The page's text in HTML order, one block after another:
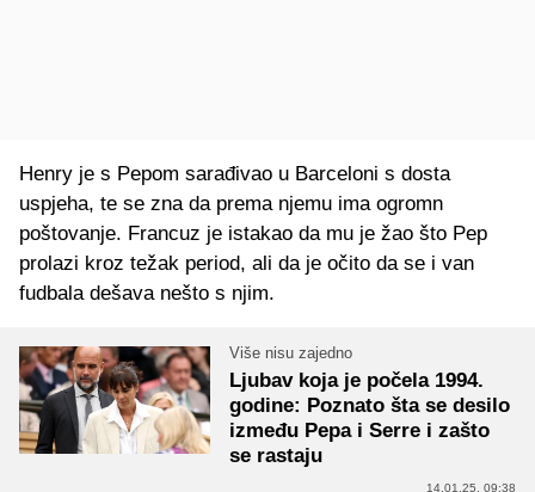
Henry je s Pepom sarađivao u Barceloni s dosta
uspjeha, te se zna da prema njemu ima ogromn
poštovanje. Francuz je istakao da mu je žao što Pep
prolazi kroz težak period, ali da je očito da se i van
fudbala dešava nešto s njim.
Više nisu zajedno
Ljubav koja je počela 1994.
godine: Poznato šta se desilo
između Pepa i Serre i zašto
se rastaju
14.01.25. 09:38